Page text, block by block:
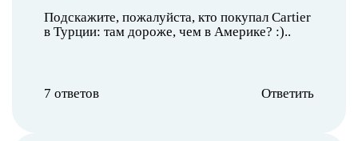
Подскажите, пожалуйста, кто покупал Cartier
в Турции: там дороже, чем в Америке? :)..
7 ответов Ответить